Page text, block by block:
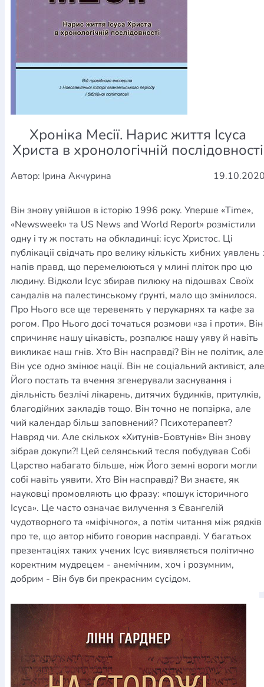
Хроніка Месії. Нарис життя Ісуса
Христа в хронологічній послідовності
Автор: Ірина Акчурина
Він знову увійшов в історію 1996 року. Уперше «Time»,
«Newsweek» та US News and World Report» розмістили
одну і ту ж постать на обкладинці: ісус Христос. Ці
публікації свідчать про велику кількість хибних уявлень :
напів правд, що перемелюються у млині пліток про цю
людину. Відколи Ісус збирав пилюку на підошвах Своїх
сандалів на палестинському ґрунті, мало що змінилося.
Про Нього все ще теревенять у перукарнях та кафе за
рогом. Про Нього досі точаться розмови «за і проти». Він
спричиняє нашу цікавість, розпалює нашу уяву й навіть
викликає наш гнів. Хто Він насправді? Він не політик, але
Він усе одно змінює нації. Він не соціальний активіст, але
Його постать та вчення згенерували заснування і
діяльність безлічі лікарень, дитячих будинків, притулків,
благодійних закладів тощо. Він точно не попзірка, але
чий календар більш заповнений? Психотерапевт?
Навряд чи. Але скількох «Хитунів-Бовтунів» Він знову
зібрав докупи?! Цей селянський тесля побудував Собі
Царство набагато більше, ніж Його земні вороги могли
собі навіть уявити. Хто Він насправді? Ви знаєте, як
науковці промовляють цю фразу: «пошук історичного
Ісуса». Це часто означає вилучення з Євангелій
чудотворного та «міфічного», а потім читання між рядків
про те, що автор нібито говорив насправді. У багатьох
презентаціях таких учених Ісус виявляється політично
коректним мудрецем - анемічним, хоч і розумним,
добрим - Він був би прекрасним сусідом.